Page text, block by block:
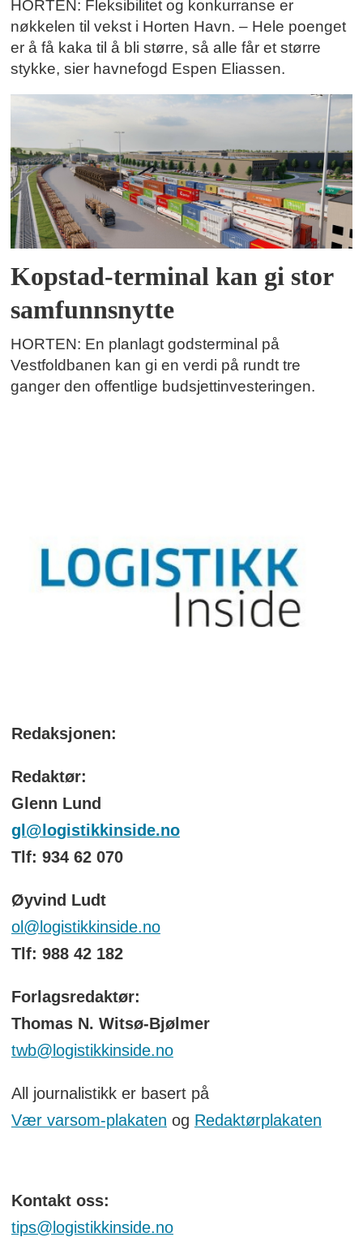
HORTEN: Fleksibilitet og konkurranse er
nøkkelen til vekst i Horten Havn. – Hele poenget
er å få kaka til å bli større, så alle får et større
stykke, sier havnefogd Espen Eliassen.
Kopstad-terminal kan gi stor
samfunnsnytte
HORTEN: En planlagt godsterminal på
Vestfoldbanen kan gi en verdi på rundt tre
ganger den offentlige budsjettinvesteringen.
Redaksjonen:
Redaktør:
Glenn Lund
gl@logistikkinside.no
Tlf: 934 62 070
Øyvind Ludt
ol@logistikkinside.no
Tlf: 988 42 182
Forlagsredaktør:
Thomas N. Witsø-Bjølmer
twb@logistikkinside.no
All journalistikk er basert på
Vær varsom-plakaten og Redaktørplakaten
Kontakt oss:
tips@logistikkinside.no